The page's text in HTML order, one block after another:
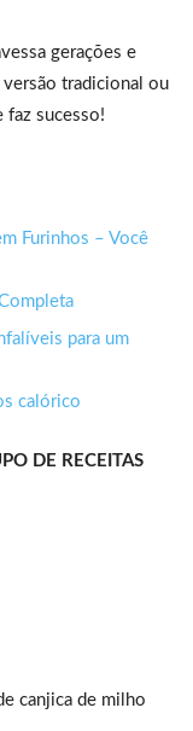
gerações e
versão tradicional ou
faz sucesso!
Furinhos – Você
para um
calórico
DE RECEITAS
canjica de milho